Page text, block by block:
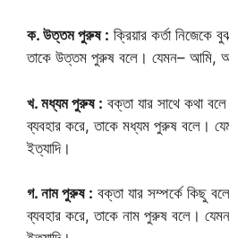
ক. উত্তম পুরুষ : ক্রিয়ার কর্তা নিজেকে
তাকে উত্তম পুরুষ বলে। যেমন– আমি,
খ. মধ্যম পুরুষ : বক্তা যার সাথে কথা
ব্যবহার করে, তাকে মধ্যম পুরুষ বলে।
ইত্যাদি।
গ. নাম পুরুষ : বক্তা যার সম্পর্কে কিছু
ব্যবহার করে, তাকে নাম পুরুষ বলে।